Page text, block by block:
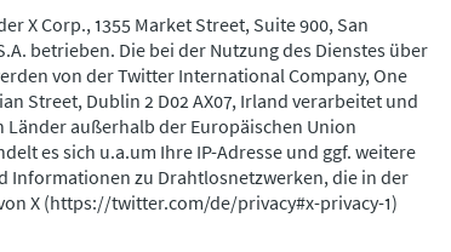
X Corp., 1355 Market Street, Suite 900, San
betrieben. Die bei der Nutzung des Dienstes über
von der Twitter International Company, One
Street, Dublin 2 D02 AX07, Irland verarbeitet und
Länder außerhalb der Europäischen Union
es sich u.a.um Ihre IP-Adresse und ggf. weitere
Informationen zu Drahtlosnetzwerken, die in der
X (https://twitter.com/de/privacy#x-privacy-1)